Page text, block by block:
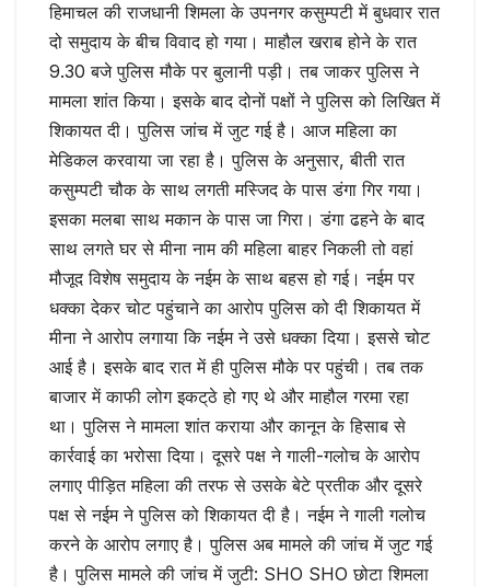
हिमाचल की राजधानी शिमला के उपनगर कसुम्पटी में बुधवार रात
दो समुदाय के बीच विवाद हो गया। माहौल खराब होने के रात
9.30 बजे पुलिस मौके पर बुलानी पड़ी। तब जाकर पुलिस ने
मामला शांत किया। इसके बाद दोनों पक्षों ने पुलिस को लिखित में
शिकायत दी। पुलिस जांच में जुट गई है। आज महिला का
मेडिकल करवाया जा रहा है। पुलिस के अनुसार, बीती रात
कसुम्पटी चौक के साथ लगती मस्जिद के पास डंगा गिर गया।
इसका मलबा साथ मकान के पास जा गिरा। डंगा ढहने के बाद
साथ लगते घर से मीना नाम की महिला बाहर निकली तो वहां
मौजूद विशेष समुदाय के नईम के साथ बहस हो गई। नईम पर
धक्का देकर चोट पहुंचाने का आरोप पुलिस को दी शिकायत में
मीना ने आरोप लगाया कि नईम ने उसे धक्का दिया। इससे चोट
आई है। इसके बाद रात में ही पुलिस मौके पर पहुंची। तब तक
बाजार में काफी लोग इकट्‌ठे हो गए थे और माहौल गरमा रहा
था। पुलिस ने मामला शांत कराया और कानून के हिसाब से
कार्रवाई का भरोसा दिया। दूसरे पक्ष ने गाली-गलोच के आरोप
लगाए पीड़ित महिला की तरफ से उसके बेटे प्रतीक और दूसरे
पक्ष से नईम ने पुलिस को शिकायत दी है। नईम ने गाली गलोच
करने के आरोप लगाए है। पुलिस अब मामले की जांच में जुट गई
है। पुलिस मामले की जांच में जुटी: SHO SHO छोटा शिमला